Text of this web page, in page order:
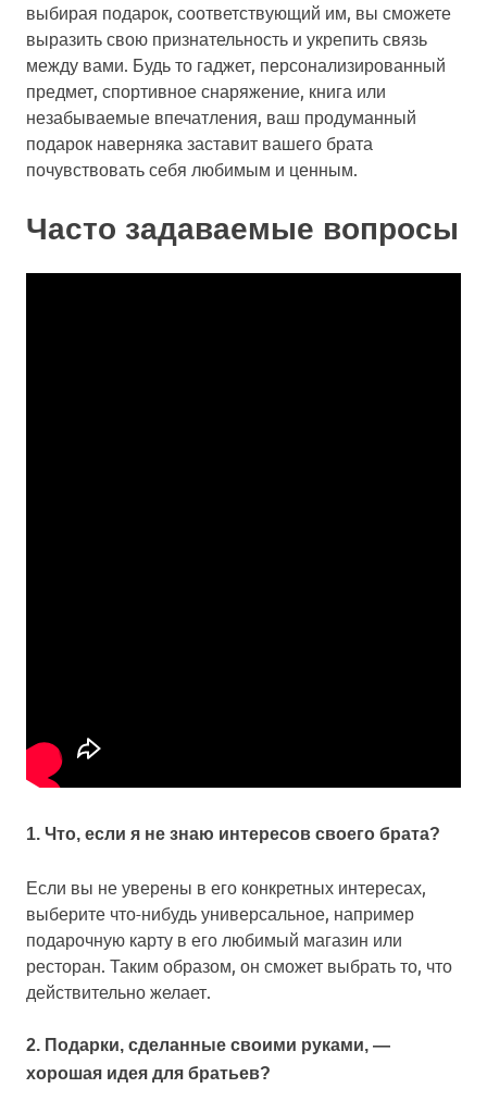
выбирая подарок, соответствующий им, вы сможете
выразить свою признательность и укрепить связь
между вами. Будь то гаджет, персонализированный
предмет, спортивное снаряжение, книга или
незабываемые впечатления, ваш продуманный
подарок наверняка заставит вашего брата
почувствовать себя любимым и ценным.
Часто задаваемые вопросы
1. Что, если я не знаю интересов своего брата?
Если вы не уверены в его конкретных интересах,
выберите что-нибудь универсальное, например
подарочную карту в его любимый магазин или
ресторан. Таким образом, он сможет выбрать то, что
действительно желает.
2. Подарки, сделанные своими руками, —
хорошая идея для братьев?